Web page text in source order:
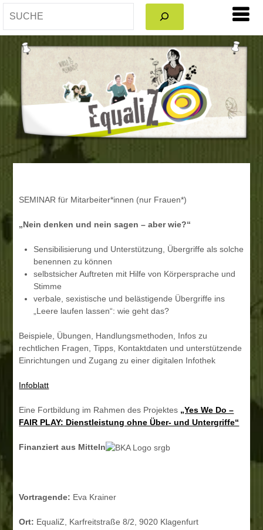
SEMINAR für Mitarbeiter*innen (nur Frauen*)
„Nein denken und nein sagen – aber wie?“
Sensibilisierung und Unterstützung, Übergriffe als solche
benennen zu können
selbstsicher Auftreten mit Hilfe von Körpersprache und
Stimme
verbale, sexistische und belästigende Übergriffe ins
„Leere laufen lassen“: wie geht das?
Beispiele, Übungen, Handlungsmethoden, Infos zu
rechtlichen Fragen, Tipps, Kontaktdaten und unterstützende
Einrichtungen und Zugang zu einer digitalen Infothek
Infoblatt
Eine Fortbildung im Rahmen des Projektes „Yes We Do –
FAIR PLAY: Dienstleistung ohne Über- und Untergriffe“
Finanziert aus Mitteln
Vortragende: Eva Krainer
Ort: EqualiZ, Karfreitstraße 8/2, 9020 Klagenfurt